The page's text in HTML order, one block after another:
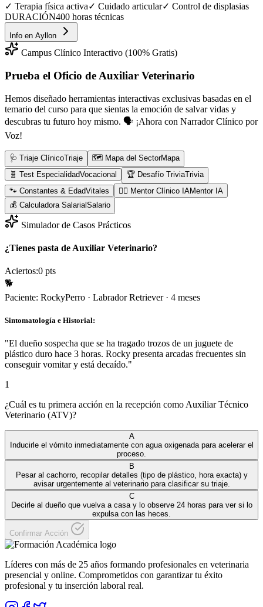
✓ Terapia física activa✓ Cuidado articular✓ Control de displasias
DURACIÓN400 horas técnicas
Info en Ayllon
Campus Clínico Interactivo (100% Gratis)
Prueba el Oficio de Auxiliar Veterinario
Hemos diseñado herramientas interactivas exclusivas basadas en el
temario del curso para que sientas la emoción de salvar vidas y
descubras tu futuro hoy mismo. 🗣️ ¡Ahora con Narrador Clínico por
Voz!
🩺 Triaje ClínicoTriaje 🗺️ Mapa del SectorMapa
🧬 Test EspecialidadVocacional 🏆 Desafío TriviaTrivia
🐾 Constantes & EdadVitales 👨‍⚕️ Mentor Clínico IAMentor IA
💰 Calculadora SalarialSalario
Simulador de Casos Prácticos
¿Tienes pasta de Auxiliar Veterinario?
Aciertos:0 pts
🐕
Paciente: RockyPerro · Labrador Retriever· 4 meses
Sintomatología e Historial:
"El dueño sospecha que se ha tragado trozos de un juguete de
plástico duro hace 3 horas. Rocky presenta arcadas frecuentes sin
conseguir vomitar y está decaído."
1
¿Cuál es tu primera acción en la recepción como Auxiliar Técnico
Veterinario (ATV)?
A
Inducirle el vómito inmediatamente con agua oxigenada para acelerar el
proceso.
B
Pesar al cachorro, recopilar detalles (tipo de plástico, hora exacta) y
avisar urgentemente al veterinario para clasificar su triaje.
C
Decirle al dueño que vuelva a casa y lo observe 24 horas para ver si lo
expulsa con las heces.
Confirmar Acción
Líderes con más de 25 años formando profesionales en veterinaria
presencial y online. Comprometidos con garantizar tu éxito
profesional y tu inserción laboral real.